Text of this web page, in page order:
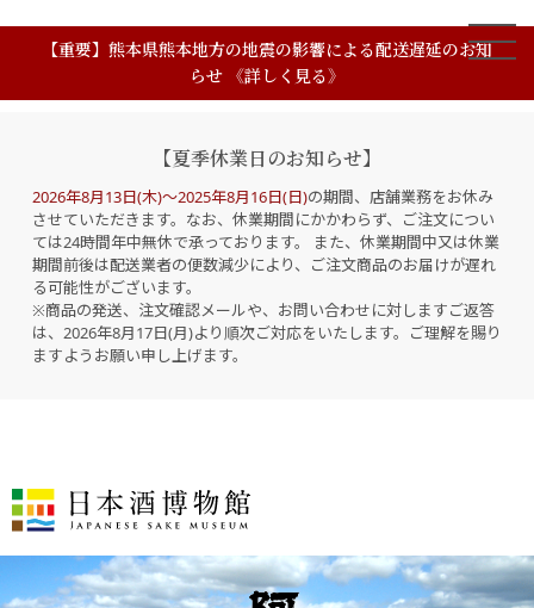
【重要】熊本県熊本地方の地震の影響による配送遅延のお知
らせ 《詳しく見る》
【夏季休業日のお知らせ】
2026年8月13日(木)～2025年8月16日(日)の期間、店舗業務をお休み
させていただきます。なお、休業期間にかかわらず、ご注文につい
ては24時間年中無休で承っております。 また、休業期間中又は休業
期間前後は配送業者の便数減少により、ご注文商品のお届けが遅れ
る可能性がございます。
※商品の発送、注文確認メールや、お問い合わせに対しますご返答
は、2026年8月17日(月)より順次ご対応をいたします。ご理解を賜り
ますようお願い申し上げます。